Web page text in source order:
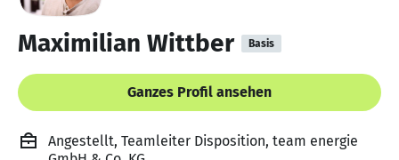
Maximilian Wittber Basis
Ganzes Profil ansehen
Angestellt, Teamleiter Disposition, team energie